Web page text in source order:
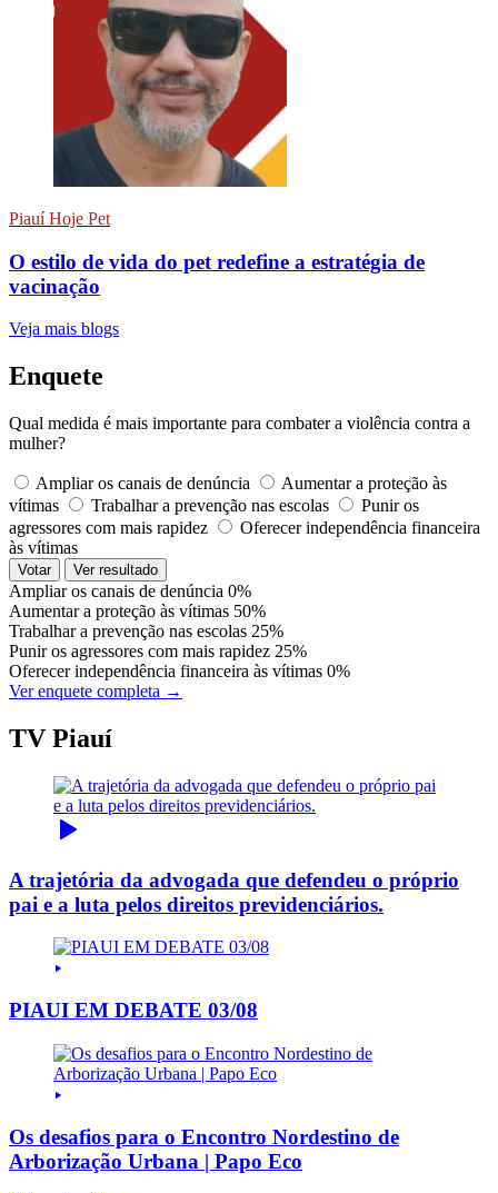
Piauí Hoje Pet
O estilo de vida do pet redefine a estratégia de
vacinação
Veja mais blogs
Enquete
Qual medida é mais importante para combater a violência contra a
mulher?
Ampliar os canais de denúncia
Aumentar a proteção às
vítimas
Trabalhar a prevenção nas escolas
Punir os
agressores com mais rapidez
Oferecer independência financeira
às vítimas
Votar Ver resultado
Ampliar os canais de denúncia 0%
Aumentar a proteção às vítimas 50%
Trabalhar a prevenção nas escolas 25%
Punir os agressores com mais rapidez 25%
Oferecer independência financeira às vítimas 0%
Ver enquete completa →
TV Piauí
A trajetória da advogada que defendeu o próprio
pai e a luta pelos direitos previdenciários.
PIAUI EM DEBATE 03/08
Os desafios para o Encontro Nordestino de
Arborização Urbana | Papo Eco